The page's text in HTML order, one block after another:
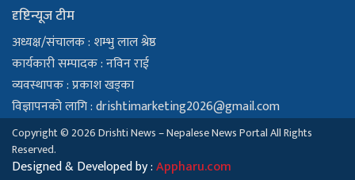
दृष्टिन्यूज टीम
अध्यक्ष/संचालक : शम्भु लाल श्रेष्ठ
कार्यकारी सम्पादक : नविन राई
व्यवस्थापक : प्रकाश खड्का
विज्ञापनको लागि :drishtimarketing2026@gmail.com
Copyright © 2026 Drishti News – Nepalese News Portal All Rights
Reserved.
Designed & Developed by :Appharu.com